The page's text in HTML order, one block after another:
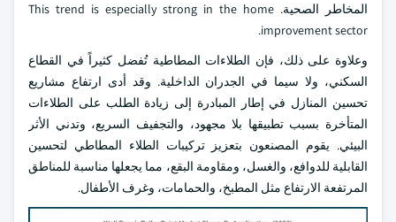
المخاطر الصحية. This trend is especially strong in the home
improvement sector.
وعلاوة على ذلك، فإن الطلاءات المطاطية تُفضل كثيراً في القطاع
السكني، ولا سيما في الجدران الداخلية. وقد أدى ارتفاع مشاريع
تحسين المنازل في إطار المبادرة إلى زيادة الطلب على الطلاءات
المتأخرة بسبب تطبيقها بلا مجهود، والتجفيف السريع، وتدني الأثر
البيئي. يقوم المصنعون بتعزيز تركيبات الطلاء المطاطي لتحسين
القابلية للدوافع، والغسل، ومقاومة البقع، مما يجعلها مناسبة للمناطق
المرتفعة الارتفاع مثل المطبخ، والحمامات، وغرف الأطفال.